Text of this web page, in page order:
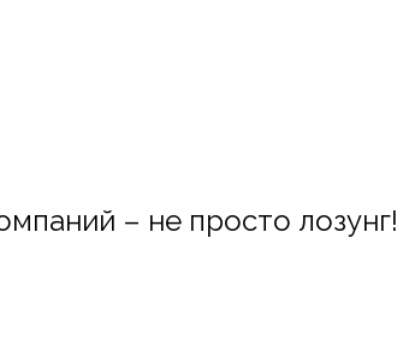
– не просто лозунг!